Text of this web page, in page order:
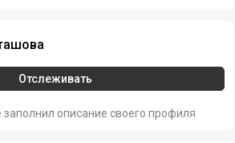
Отслеживать
описание своего профиля